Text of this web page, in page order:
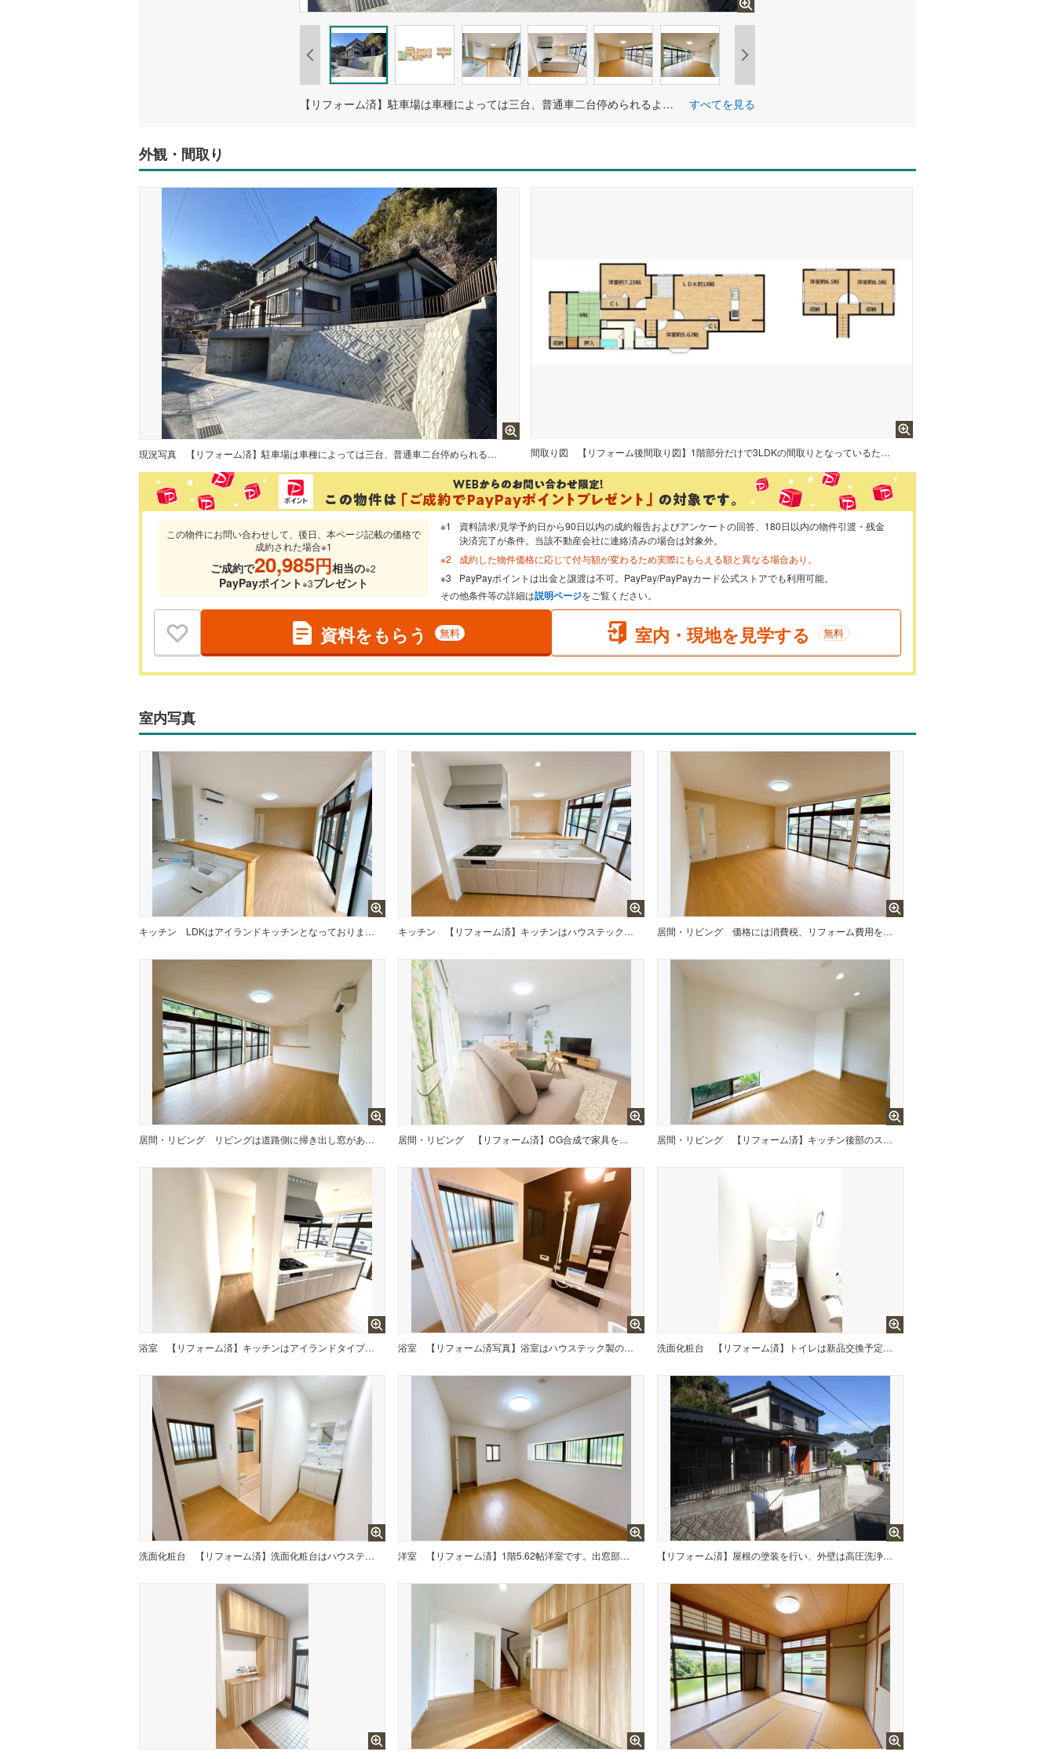
【リフォーム済】駐車場は車種によっては三台、普通車二台停められるよう拡張工事を行いました。来客を迎えることも出来ますね。 すべてを見る
外観・間取り
現況写真 【リフォーム済】駐車場は車種によっては三台、普通車二台停められるよう拡張工事を行いました。来客を迎えることも出来ますね。 間取り図 【リフォーム後間取り図】1階部分だけで3LDKの間取りとなっているため、平家として使用することが出来ます。1階和室からは桜島も一望できますよ。
この物件にお問い合わせして、後日、本ページ記載の価格で
成約された場合※1
ご成約で20,985円相当の※2
PayPayポイント※3プレゼント
資料請求/見学予約日から90日以内の成約報告およびアンケートの回答、180日以内の物件引渡・残金
決済完了が条件。当該不動産会社に連絡済みの場合は対象外。
成約した物件価格に応じて付与額が変わるため実際にもらえる額と異なる場合あり。
PayPayポイントは出金と譲渡は不可。PayPay/PayPayカード公式ストアでも利用可能。
その他条件等の詳細は説明ページをご覧ください。
資料をもらう 無料 室内・現地を見学する 無料
室内写真
キッチン LDKはアイランドキッチンとなっております。お料理しながらご家族と団らんやテレビを見ることが出来ますね。 キッチン 【リフォーム済】キッチンはハウステック製の新品に交換します。引出には一升瓶や寸胴鍋など背の高いものも収納できます。天板は熱や傷にも強い人工大理石仕様なので、毎日のお手入れが簡単です 居間・リビング 価格には消費税、リフォーム費用を含みます。自社物件につき随時ご案内可能。内覧希望の方はお電話ください。
居間・リビング リビングは道路側に掃き出し窓があるので日差しが差し込む明るい空間で過ごせそうです。 居間・リビング 【リフォーム済】CG合成で家具を配置したイメージです。LDKの写真です。アイランドタイプなのでご家族と顔をあわせながら、テレビを見ながらお料理が出来ますね。 居間・リビング 【リフォーム済】キッチン後部のスペースです。お好みの食器棚を設置するのもいいですね。
浴室 【リフォーム済】キッチンはアイランドタイプとなっております。コンロ側に通路を用意したのでダイニングスペースをフルに活用できます。 浴室 【リフォーム済写真】浴室はハウステック製の新品のユニットバスに交換しました。足を伸ばせる1坪サイズの広々とした浴槽で、1日の疲れをゆっくり癒すことができますよ。 洗面化粧台 【リフォーム済】トイレは新品交換予定しました。直接肌に触れる部分なので新品が嬉しいですよね。
洗面化粧台 【リフォーム済】洗面化粧台はハウステック製の新品に交換しました。間口75cmの大型の洗面ボウルは洗顔・洗髪はもちろん、つけ置き洗いにも使えます。コンセント付きです。 洋室 【リフォーム済】1階5.62帖洋室です。出窓部分は物を置けるよう仕上げています。お気に入りの小物等を置いてもいいですね。 【リフォーム済】屋根の塗装を行い、外壁は高圧洗浄を行いました。道路面より高く位置しているため防犯面で安心ですね。